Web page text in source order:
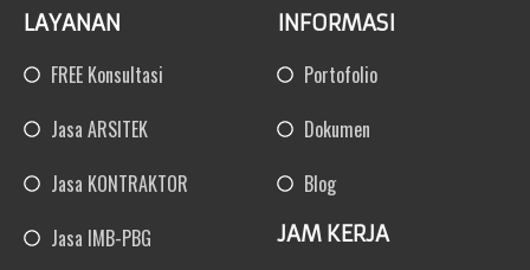
LAYANAN
FREE Konsultasi
Jasa ARSITEK
Jasa KONTRAKTOR
Jasa IMB-PBG
INFORMASI
Portofolio
Dokumen
Blog
JAM KERJA